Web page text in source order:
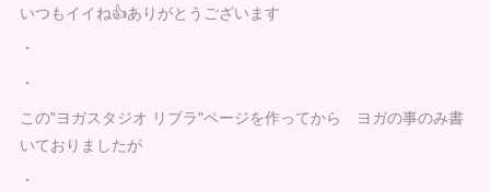
いつもイイね👍ありがとうございます
・
・
この"ヨガスタジオ リブラ"ページを作ってから ヨガの事のみ書
いておりましたが
・